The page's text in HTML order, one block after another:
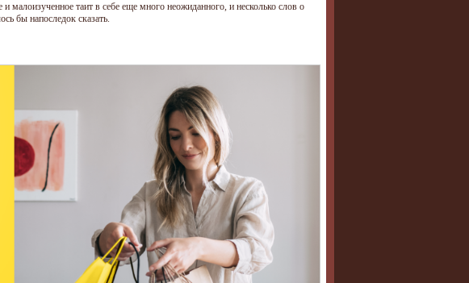
малоизученное таит в себе еще много неожиданного, и несколько слов о
бы напоследок сказать.